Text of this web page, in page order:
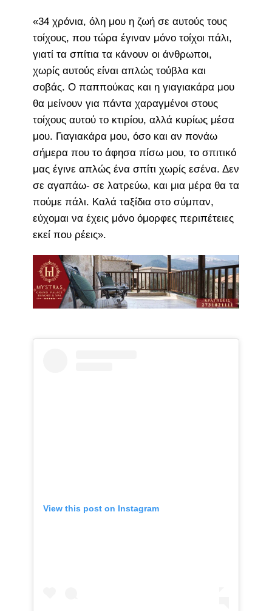
«34 χρόνια, όλη μου η ζωή σε αυτούς τους
τοίχους, που τώρα έγιναν μόνο τοίχοι πάλι,
γιατί τα σπίτια τα κάνουν οι άνθρωποι,
χωρίς αυτούς είναι απλώς τούβλα και
σοβάς. Ο παππούκας και η γιαγιακάρα μου
θα μείνουν για πάντα χαραγμένοι στους
τοίχους αυτού το κτιρίου, αλλά κυρίως μέσα
μου. Γιαγιακάρα μου, όσο και αν πονάω
σήμερα που το άφησα πίσω μου, το σπιτικό
μας έγινε απλώς ένα σπίτι χωρίς εσένα. Δεν
σε αγαπάω- σε λατρεύω, και μια μέρα θα τα
πούμε πάλι. Καλά ταξίδια στο σύμπαν,
εύχομαι να έχεις μόνο όμορφες περιπέτειες
εκεί που ρέεις».
View this post on Instagram